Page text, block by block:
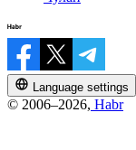
Language settings
© 2006–2026, Habr